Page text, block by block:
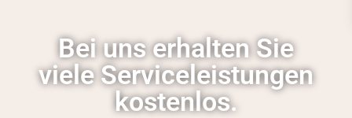
Bei uns erhalten Sie
viele Serviceleistungen
kostenlos.